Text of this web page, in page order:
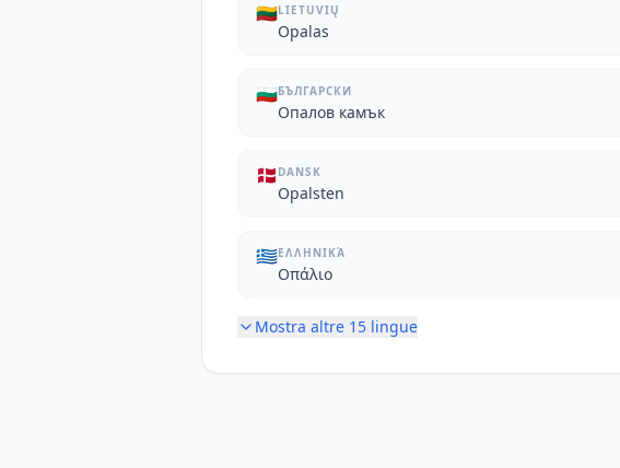
🇱🇹LIETUVIŲ
Opalas
🇧🇬БЪЛГАРСКИ
Опалов камък
🇩🇰 DANSK
Opalsten
🇬🇷ΕΛΛΗΝΙΚΆ
Οπάλιο
Mostra altre 15 lingue